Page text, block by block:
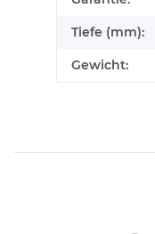
Tiefe (mm):
Gewicht: